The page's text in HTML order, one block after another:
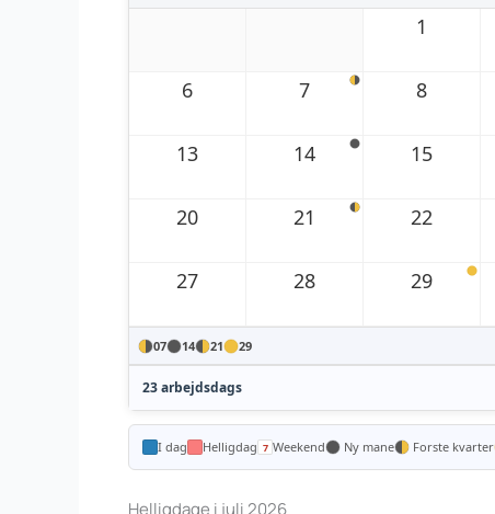
1
6 7 8
13 14 15
20 21 22
27 28 29
07 14 21 29
23 arbejdsdags
I dag Helligdag Weekend Ny mane Forste kvarter
Helligdage i juli 2026